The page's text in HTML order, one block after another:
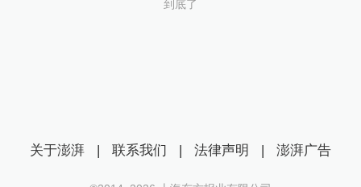
到底了
关于澎湃 | 联系我们 | 法律声明 | 澎湃广告